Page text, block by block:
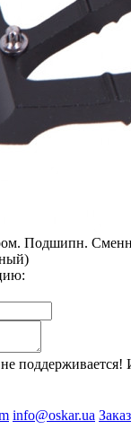
Подшипн.
поддерживается!
info@oskar.ua